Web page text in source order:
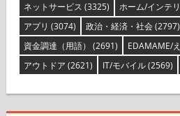
ネットサービス (3325) ホーム/インテ
アプリ (3074) 政治・経済・社会(2797)
資金調達（用語） (2691) EDAMAME/
アウトドア (2621) IT/モバイル(2569)